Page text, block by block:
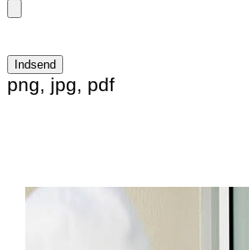
Please leave this field empty.
png, jpg, pdf